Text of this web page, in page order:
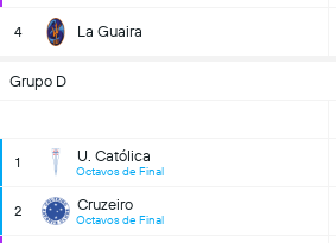
4 La Guaira
Grupo D
1 U. Católica
Octavos de Final
2 Cruzeiro
Octavos de Final